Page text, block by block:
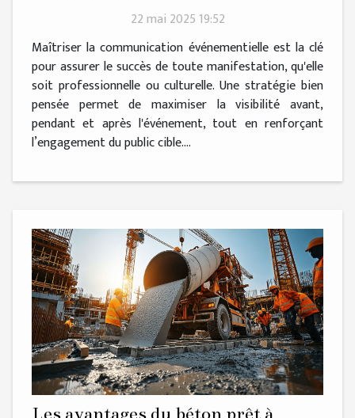
22 mai 2025 19:52
Maîtriser la communication événementielle est la clé
pour assurer le succès de toute manifestation, qu'elle
soit professionnelle ou culturelle. Une stratégie bien
pensée permet de maximiser la visibilité avant,
pendant et après l'événement, tout en renforçant
l’engagement du public cible....